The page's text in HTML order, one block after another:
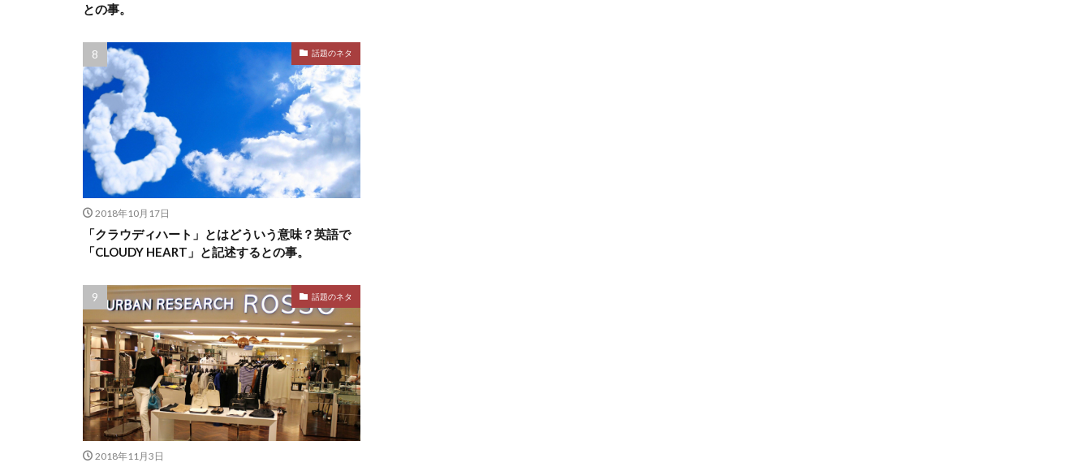
との事。
話題のネタ
2018年10月17日
「クラウディハート」とはどういう意味？英語で
「CLOUDY HEART」と記述するとの事。
話題のネタ
2018年11月3日